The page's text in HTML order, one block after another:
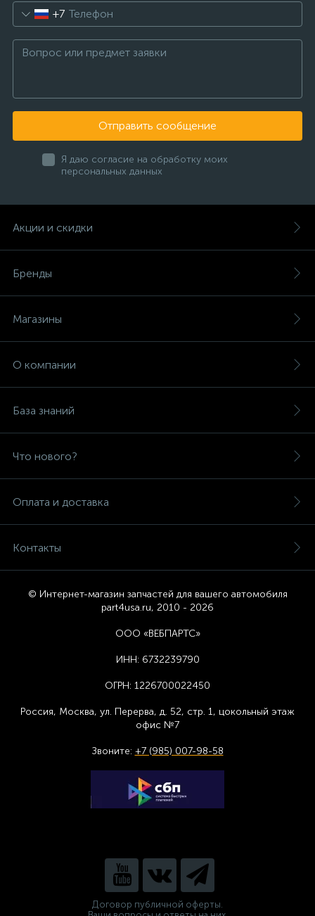
+7
Отправить сообщение
Я даю согласие на обработку моих
персональных данных
Акции и скидки
Бренды
Магазины
О компании
База знаний
Что нового?
Оплата и доставка
Контакты
© Интернет-магазин запчастей для вашего автомобиля
part4usa.ru, 2010 - 2026
ООО «ВЕБПАРТС»
ИНН: 6732239790
ОГРН: 1226700022450
Россия, Москва, ул. Перерва, д. 52, стр. 1, цокольный этаж
офис №7
Звоните: +7 (985) 007-98-58
Договор публичной оферты.